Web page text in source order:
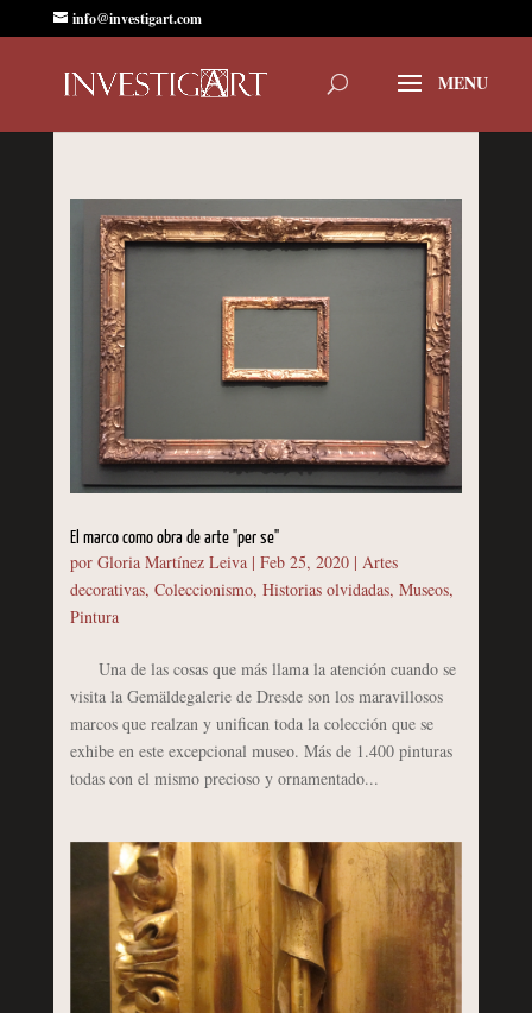
info@investigart.com
El marco como obra de arte "per se"
por Gloria Martínez Leiva| Feb 25, 2020| Artes
decorativas, Coleccionismo, Historias olvidadas, Museos,
Pintura
Una de las cosas que más llama la atención cuando se
visita la Gemäldegalerie de Dresde son los maravillosos
marcos que realzan y unifican toda la colección que se
exhibe en este excepcional museo. Más de 1.400 pinturas
todas con el mismo precioso y ornamentado...